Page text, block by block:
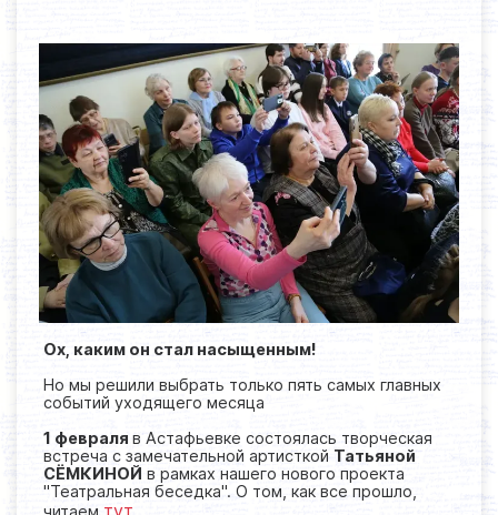
Ох, каким он стал насыщенным!
Но мы решили выбрать только пять самых главных
событий уходящего месяца
1 февраля в Астафьевке состоялась творческая
встреча с замечательной артисткой Татьяной
СЁМКИНОЙ в рамках нашего нового проекта
"Театральная беседка". О том, как все прошло,